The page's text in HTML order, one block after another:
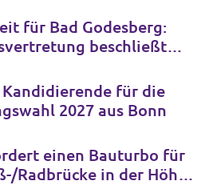
für Bad Godesberg:
beschließt
für die
2027 aus Bonn
einen Bauturbo für
Radbrücke in der Höhe